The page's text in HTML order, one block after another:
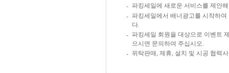
- 파킹세일에 새로운 서비스를 제안
- 파킹세일에서 배너광고를 시작하
다.
- 파킹세일 회원을 대상으로 이벤트
으시면 문의하여 주십시오.
- 위탁판매, 제휴, 설치 및 시공 협력